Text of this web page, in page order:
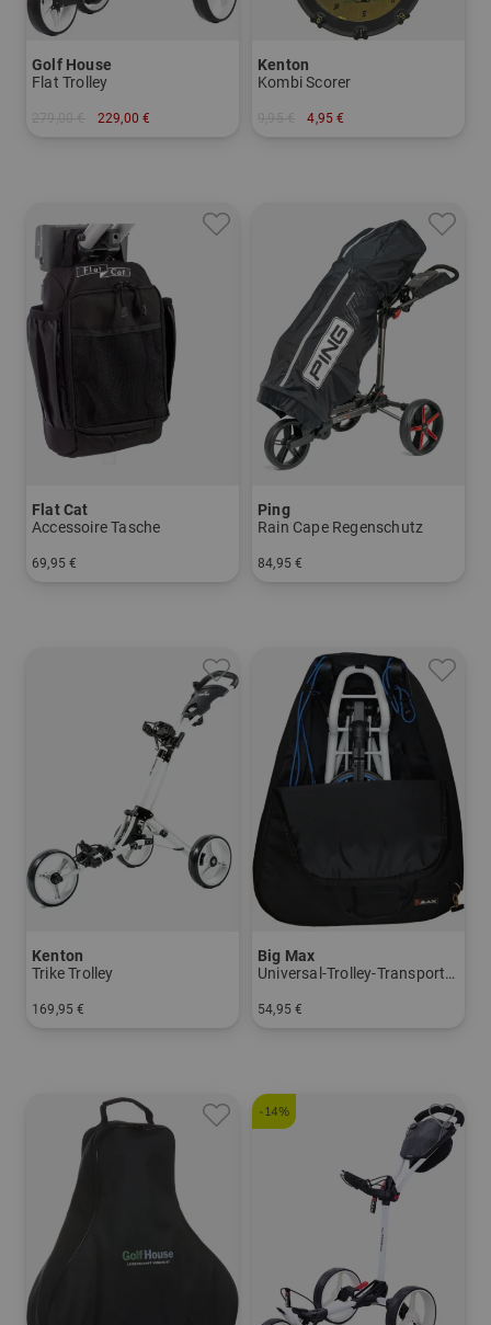
Golf House
Flat Trolley
229,00 €
Kenton
Kombi Scorer
4,95 €
Flat Cat
Accessoire Tasche
69,95 €
Ping
Rain Cape Regenschutz
84,95 €
Kenton
Trike Trolley
169,95 €
Big Max
Universal-Trolley-Transporttasche
54,95 €
-14%